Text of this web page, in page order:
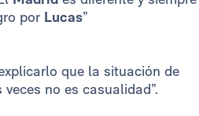
por Lucas”
que la situación de
no es casualidad”.